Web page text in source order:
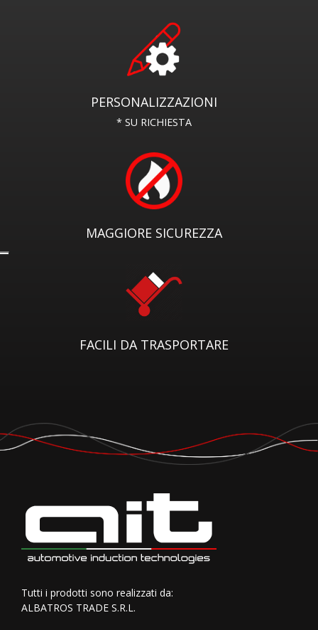
PERSONALIZZAZIONI
* SU RICHIESTA
MAGGIORE SICUREZZA
FACILI DA TRASPORTARE
Tutti i prodotti sono realizzati da:
ALBATROS TRADE S.R.L.